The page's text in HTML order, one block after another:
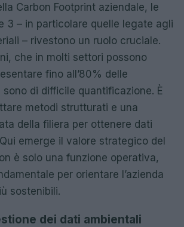
Carbon Footprint aziendale, le
3 – in particolare quelle legate agli
– rivestono un ruolo cruciale.
che in molti settori possono
fino all’80% delle
di difficile quantificazione. È
metodi strutturati e una
della filiera per ottenere dati
emerge il valore strategico del
è solo una funzione operativa,
per orientare l’azienda
sostenibili.
dei dati ambientali